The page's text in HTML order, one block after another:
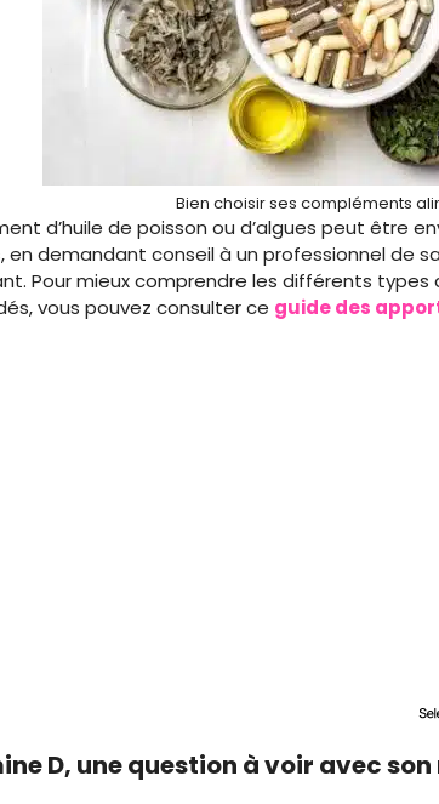
Bien choisir ses compléments
d’huile de poisson ou d’algues peut être
en demandant conseil à un professionnel de
Pour mieux comprendre les différents types
vous pouvez consulter ce guide des
D, une question à voir avec